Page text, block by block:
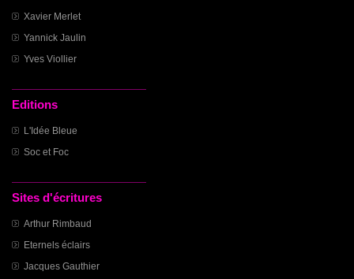
Xavier Merlet
Yannick Jaulin
Yves Viollier
Editions
L'Idée Bleue
Soc et Foc
Sites d'écritures
Arthur Rimbaud
Eternels éclairs
Jacques Gauthier